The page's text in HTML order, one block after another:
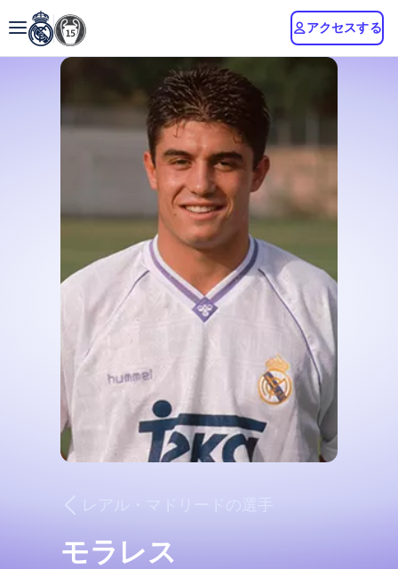
アクセスする
レアル・マドリードの選手
モラレス